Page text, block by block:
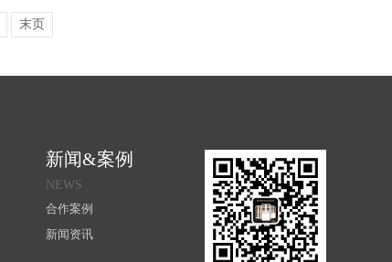
末页
新闻&案例
NEWS
合作案例
新闻资讯